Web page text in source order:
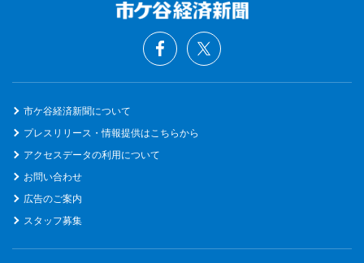
市ケ谷経済新聞について
プレスリリース・情報提供はこちらから
アクセスデータの利用について
お問い合わせ
広告のご案内
スタッフ募集